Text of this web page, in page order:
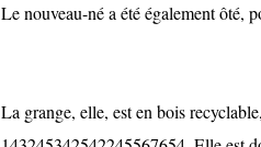
Le nouveau-né a été également ôté,
La grange, elle, est en bois